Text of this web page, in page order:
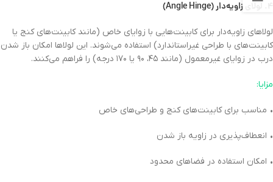
لولاهای زاویه‌دار برای کابینت‌هایی با زوایای خاص (مانند کابینت‌های کنج یا
کابینت‌های با طراحی غیراستاندارد) استفاده می‌شوند. این لولاها امکان باز شدن
درب در زوایای غیرمعمول (مانند ۴۵، ۹۰ یا ۱۷۰ درجه) را فراهم می‌کنند.
مزایا:
• مناسب برای کابینت‌های کنج و طراحی‌های خاص
• انعطاف‌پذیری در زاویه باز شدن
• امکان استفاده در فضاهای محدود